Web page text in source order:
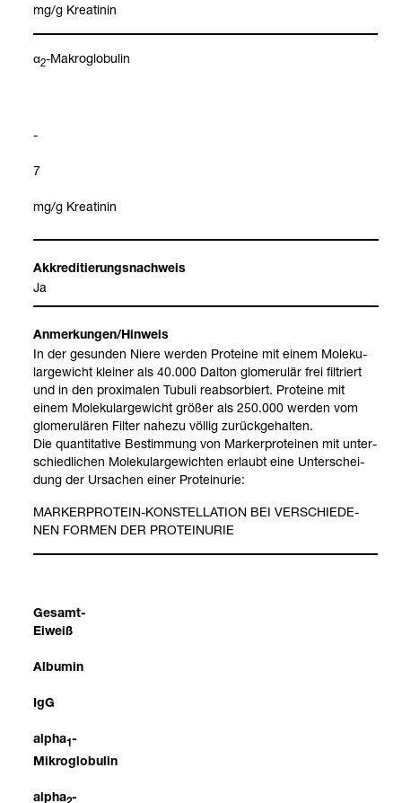
mg/g Krea­ti­nin
α2-​Makro­glo­bu­lin
-
7
mg/g Krea­ti­nin
Akkre­di­tie­rungs­nach­weis
Ja
Anmer­kun­gen/Hin­weis
In der gesun­den Niere wer­den Pro­te­ine mit einem Mole­ku­
lar­ge­wicht klei­ner als 40.000 Dal­ton glome­ru­lär frei fil­triert
und in den pro­xi­ma­len Tubuli reab­sor­biert. Pro­te­ine mit
einem Mole­ku­lar­ge­wicht grö­ßer als 250.000 wer­den vom
glome­ru­lä­ren Fil­ter nahezu völ­lig zurück­ge­hal­ten.
Die quan­ti­ta­tive Bestim­mung von Mar­ker­pro­te­inen mit unter­
schied­li­chen Mole­ku­lar­ge­wich­ten erlaubt eine Unter­schei­
dung der Ursa­chen einer Pro­te­in­urie:
MAR­KER­PRO­TEIN-​KON­STEL­LA­TION BEI VER­SCHIE­DE­
NEN FOR­MEN DER PRO­TE­IN­URIE
Gesamt-​
Eiweiß
Albu­min
IgG
alpha1 -
Mikro­glo­bu­lin
alpha -